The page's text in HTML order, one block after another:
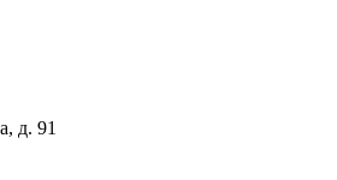
д. 91